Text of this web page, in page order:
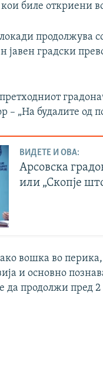
биле откриени
градски
– „На будалите од
ВИДЕТЕ И ОВА:
Арсовска
или „Скопје
вошка во
и основно
продолжи пред